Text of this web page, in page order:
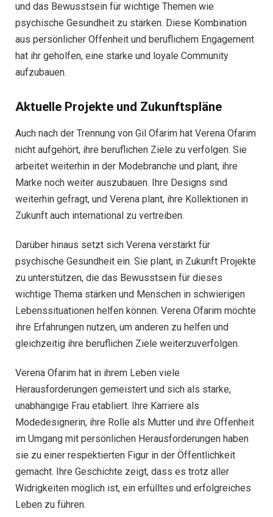
und das Bewusstsein für wichtige Themen wie
psychische Gesundheit zu stärken. Diese Kombination
aus persönlicher Offenheit und beruflichem Engagement
hat ihr geholfen, eine starke und loyale Community
aufzubauen.
Aktuelle Projekte und Zukunftspläne
Auch nach der Trennung von Gil Ofarim hat Verena Ofarim
nicht aufgehört, ihre beruflichen Ziele zu verfolgen. Sie
arbeitet weiterhin in der Modebranche und plant, ihre
Marke noch weiter auszubauen. Ihre Designs sind
weiterhin gefragt, und Verena plant, ihre Kollektionen in
Zukunft auch international zu vertreiben.
Darüber hinaus setzt sich Verena verstärkt für
psychische Gesundheit ein. Sie plant, in Zukunft Projekte
zu unterstützen, die das Bewusstsein für dieses
wichtige Thema stärken und Menschen in schwierigen
Lebenssituationen helfen können. Verena Ofarim möchte
ihre Erfahrungen nutzen, um anderen zu helfen und
gleichzeitig ihre beruflichen Ziele weiterzuverfolgen.
Verena Ofarim hat in ihrem Leben viele
Herausforderungen gemeistert und sich als starke,
unabhängige Frau etabliert. Ihre Karriere als
Modedesignerin, ihre Rolle als Mutter und ihre Offenheit
im Umgang mit persönlichen Herausforderungen haben
sie zu einer respektierten Figur in der Öffentlichkeit
gemacht. Ihre Geschichte zeigt, dass es trotz aller
Widrigkeiten möglich ist, ein erfülltes und erfolgreiches
Leben zu führen.